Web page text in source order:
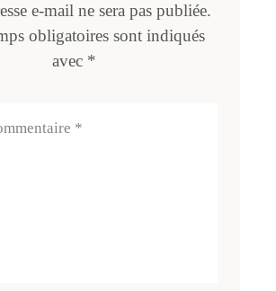
e-mail ne sera pas publiée.
obligatoires sont indiqués
avec *